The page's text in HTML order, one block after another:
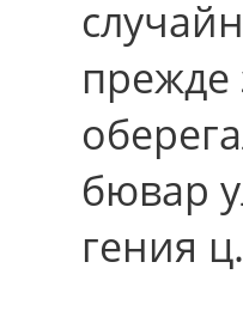
прежде
бювар
гения ц.